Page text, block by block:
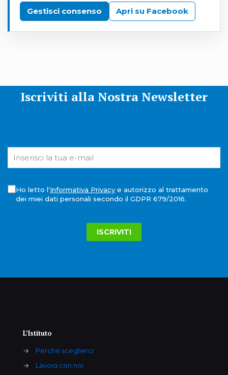
Gestisci consenso
Apri su Facebook
Iscriviti alla Nostra Newsletter
Ho letto l'Informativa Privacye autorizzo al trattamento
dei miei dati personali secondo il GDPR 679/2016.
L’Istituto
→
Perché sceglierci
→
Lavora con noi